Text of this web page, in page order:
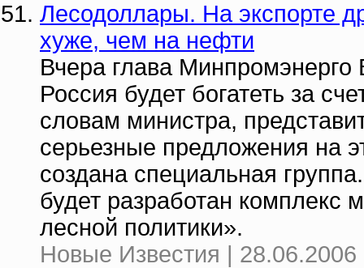
Лесодоллары. На экспорте
хуже, чем на нефти
Вчера глава
Россия будет богатеть за
словам министра,
серьезные предложения на
создана специальная
будет разработан комплекс
лесной политики».
Новые Известия | 28.06.2006